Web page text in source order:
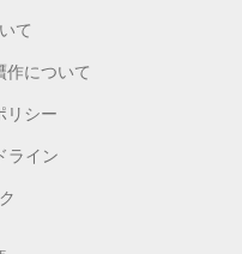
て
作について
リシー
ライン